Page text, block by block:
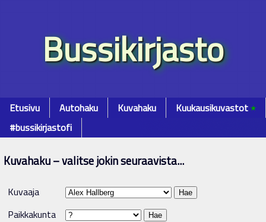
Bussikirjasto
Etusivu Autohaku Kuvahaku Kuukausikuvastot٭
#bussikirjastofi
Kuvahaku – valitse jokin seuraavista...
Kuvaaja
Paikkakunta